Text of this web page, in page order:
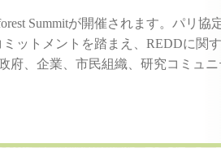
Summitが開催されます。パリ協
ットメントを踏まえ、REDDに関
府、企業、市民組織、研究コミュニ